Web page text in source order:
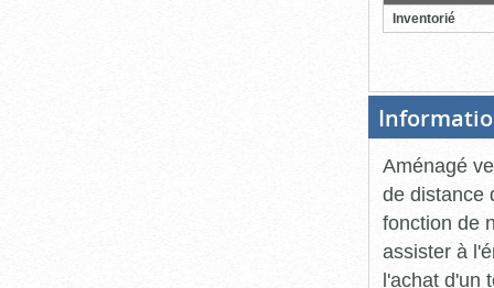
Inventorié
Aménagé
de distance
fonction de
assister à
l'achat d'un